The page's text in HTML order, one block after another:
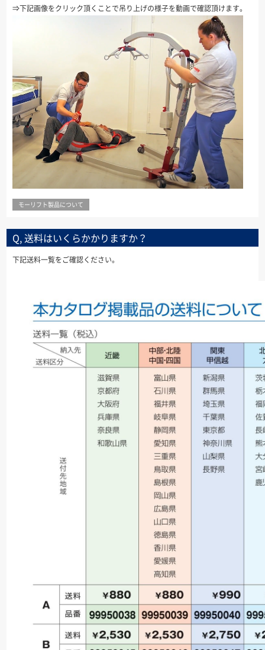
⇒下記画像をクリック頂くことで吊り上げの様子を動画で確認頂けます。
モーリフト製品について
Q, 送料はいくらかかりますか？
下記送料一覧をご確認ください。